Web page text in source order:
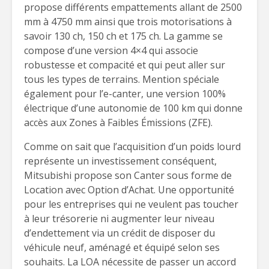
propose différents empattements allant de 2500
mm à 4750 mm ainsi que trois motorisations à
savoir 130 ch, 150 ch et 175 ch. La gamme se
compose d’une version 4×4 qui associe
robustesse et compacité et qui peut aller sur
tous les types de terrains. Mention spéciale
également pour l’e-canter, une version 100%
électrique d’une autonomie de 100 km qui donne
accès aux Zones à Faibles Émissions (ZFE).
Comme on sait que l’acquisition d’un poids lourd
représente un investissement conséquent,
Mitsubishi propose son Canter sous forme de
Location avec Option d’Achat. Une opportunité
pour les entreprises qui ne veulent pas toucher
à leur trésorerie ni augmenter leur niveau
d’endettement via un crédit de disposer du
véhicule neuf, aménagé et équipé selon ses
souhaits. La LOA nécessite de passer un accord